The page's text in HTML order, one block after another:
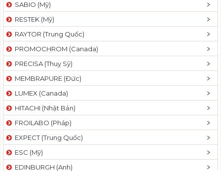
SABIO (Mỹ)
RESTEK (Mỹ)
RAYTOR (Trung Quốc)
PROMOCHROM (Canada)
PRECISA (Thuỵ Sỹ)
MEMBRAPURE (Đức)
LUMEX (Canada)
HITACHI (Nhật Bản)
FROILABO (Pháp)
EXPECT (Trung Quốc)
ESC (Mỹ)
EDINBURGH (Anh)